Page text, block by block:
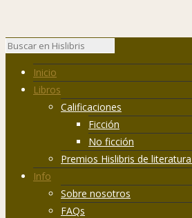
Inicio
Libros
Calificaciones
Ficción
No ficción
Premios Hislibris de
Info
Sobre nosotros
FAQs